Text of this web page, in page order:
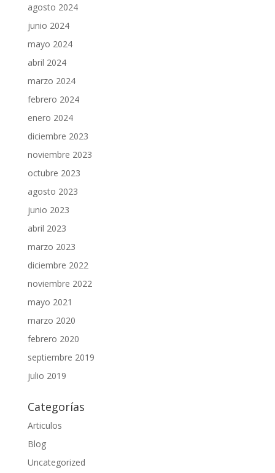
agosto 2024
junio 2024
mayo 2024
abril 2024
marzo 2024
febrero 2024
enero 2024
diciembre 2023
noviembre 2023
octubre 2023
agosto 2023
junio 2023
abril 2023
marzo 2023
diciembre 2022
noviembre 2022
mayo 2021
marzo 2020
febrero 2020
septiembre 2019
julio 2019
Categorías
Articulos
Blog
Uncategorized